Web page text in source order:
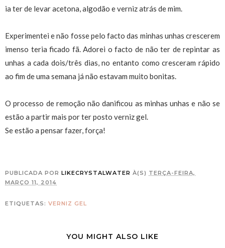
ia ter de levar acetona, algodão e verniz atrás de mim.
Experimentei e não fosse pelo facto das minhas unhas crescerem
imenso teria ficado fã. Adorei o facto de não ter de repintar as
unhas a cada dois/três dias, no entanto como cresceram rápido
ao fim de uma semana já não estavam muito bonitas.
O processo de remoção não danificou as minhas unhas e não se
estão a partir mais por ter posto verniz gel.
Se estão a pensar fazer, força!
PUBLICADA POR LIKECRYSTALWATER À(S) TERÇA-FEIRA,
MARÇO 11, 2014
ETIQUETAS: VERNIZ GEL
YOU MIGHT ALSO LIKE